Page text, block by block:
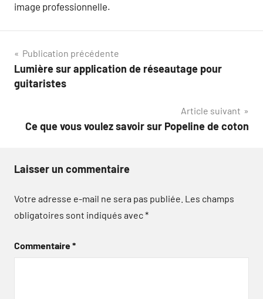
image professionnelle.
Navigation
de
Publication précédente
Lumière sur application de réseautage pour
guitaristes
Article suivant
Ce que vous voulez savoir sur Popeline de coton
Laisser un commentaire
Votre adresse e-mail ne sera pas publiée. Les champs
obligatoires sont indiqués avec*
Commentaire*